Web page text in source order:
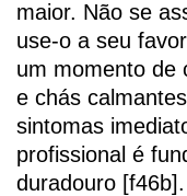
maior. Não se
use-o a seu
um momento de
e chás
sintomas
profissional é
duradouro [f46b].